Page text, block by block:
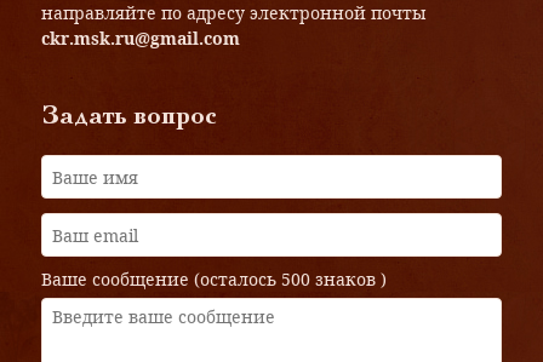
направляйте по адресу электронной почты
ckr.msk.ru@gmail.com
Задать вопрос
Ваше сообщение (осталось 500 знаков )